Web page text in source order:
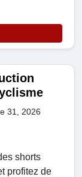
31, 2026
shorts
profitez de